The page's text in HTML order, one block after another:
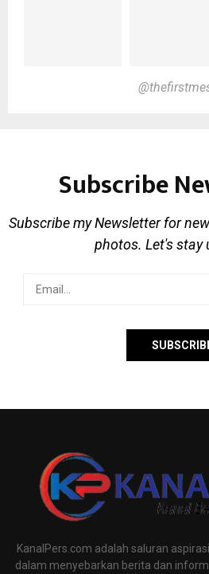
Subscribe
Subscribe my Newsletter for
photos. Let's stay
KanalPers.com adalah saluran
dalam menyebarkan berita dan